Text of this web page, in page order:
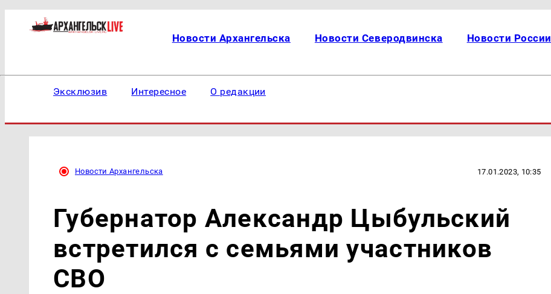
Новости Архангельска Новости Северодвинска Новости России
Эксклюзив Интересное О редакции
Новости Архангельска 17.01.2023, 10:35
Губернатор Александр Цыбульский
встретился с семьями участников
СВО